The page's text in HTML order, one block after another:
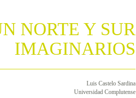
NORTE Y SUR
IMAGINARIOS
Luis Castelo Sardina
Universidad Complutense